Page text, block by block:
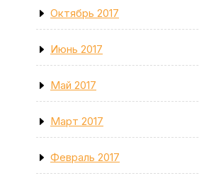
Октябрь 2017
Июнь 2017
Май 2017
Март 2017
Февраль 2017